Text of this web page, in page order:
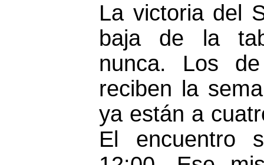
La victoria del
baja de la
nunca. Los
reciben la
ya están a
El encuentro